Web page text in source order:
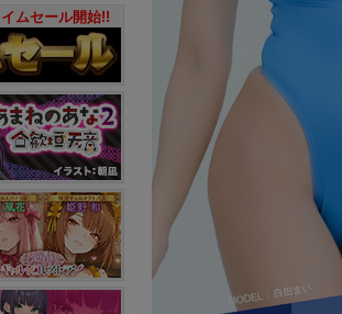
ムセール開始!!